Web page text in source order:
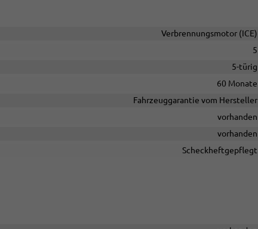
Verbrennungsmotor (ICE)
5
5-türig
60 Monate
Fahrzeuggarantie vom Hersteller
vorhanden
vorhanden
Scheckheftgepflegt